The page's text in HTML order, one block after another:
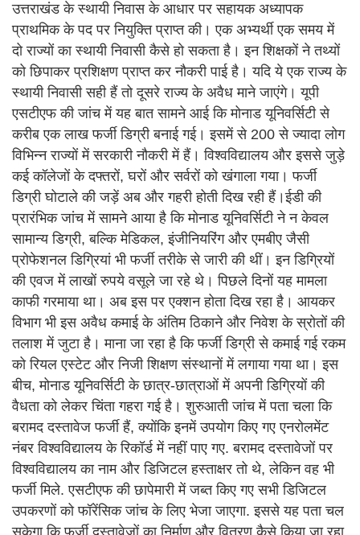
उत्तराखंड के स्थायी निवास के आधार पर सहायक अध्यापक
प्राथमिक के पद पर नियुक्ति प्राप्त की। एक अभ्यर्थी एक समय में
दो राज्यों का स्थायी निवासी कैसे हो सकता है। इन शिक्षकों ने तथ्यों
को छिपाकर प्रशिक्षण प्राप्त कर नौकरी पाई है। यदि ये एक राज्य के
स्थायी निवासी सही हैं तो दूसरे राज्य के अवैध माने जाएंगे। यूपी
एसटीएफ की जांच में यह बात सामने आई कि मोनाड यूनिवर्सिटी से
करीब एक लाख फर्जी डिग्री बनाई गई। इसमें से 200 से ज्यादा लोग
विभिन्न राज्यों में सरकारी नौकरी में हैं। विश्वविद्यालय और इससे जुड़े
कई कॉलेजों के दफ्तरों, घरों और सर्वरों को खंगाला गया। फर्जी
डिग्री घोटाले की जड़ें अब और गहरी होती दिख रही हैं।ईडी की
प्रारंभिक जांच में सामने आया है कि मोनाड यूनिवर्सिटी ने न केवल
सामान्य डिग्री, बल्कि मेडिकल, इंजीनियरिंग और एमबीए जैसी
प्रोफेशनल डिग्रियां भी फर्जी तरीके से जारी की थीं। इन डिग्रियों
की एवज में लाखों रुपये वसूले जा रहे थे। पिछले दिनों यह मामला
काफी गरमाया था। अब इस पर एक्शन होता दिख रहा है। आयकर
विभाग भी इस अवैध कमाई के अंतिम ठिकाने और निवेश के स्रोतों की
तलाश में जुटा है। माना जा रहा है कि फर्जी डिग्री से कमाई गई रकम
को रियल एस्टेट और निजी शिक्षण संस्थानों में लगाया गया था। इस
बीच, मोनाड यूनिवर्सिटी के छात्र-छात्राओं में अपनी डिग्रियों की
वैधता को लेकर चिंता गहरा गई है। शुरुआती जांच में पता चला कि
बरामद दस्तावेज फर्जी हैं, क्योंकि इनमें उपयोग किए गए एनरोलमेंट
नंबर विश्वविद्यालय के रिकॉर्ड में नहीं पाए गए. बरामद दस्तावेजों पर
विश्वविद्यालय का नाम और डिजिटल हस्ताक्षर तो थे, लेकिन वह भी
फर्जी मिले. एसटीएफ की छापेमारी में जब्त किए गए सभी डिजिटल
उपकरणों को फॉरेंसिक जांच के लिए भेजा जाएगा. इससे यह पता चल